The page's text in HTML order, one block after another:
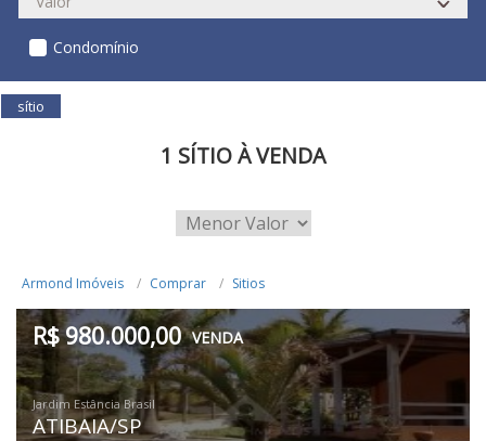
Condomínio
sítio
1 SÍTIO À VENDA
Armond Imóveis Comprar Sitios
R$ 980.000,00 VENDA
Jardim Estância Brasil
ATIBAIA/SP